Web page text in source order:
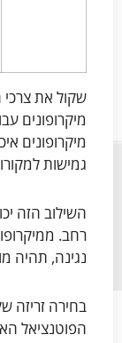
שקול את
מיקרופונים
מיקרופונים
גמישות
השילוב הזה
רחב.
נגינה, תהיה
בחירה זריזה
הפוטנציאל